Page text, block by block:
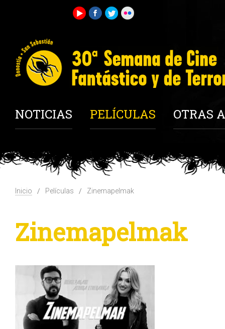
NOTICIAS PELÍCULAS OTRAS
Inicio Películas Zinemapelmak
Zinemapelmak